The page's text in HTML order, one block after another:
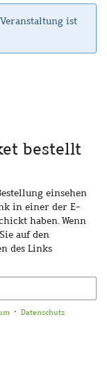
ist
bestellt
einsehen
in einer der E-
haben. Wenn
auf den
des Links
Datenschutz